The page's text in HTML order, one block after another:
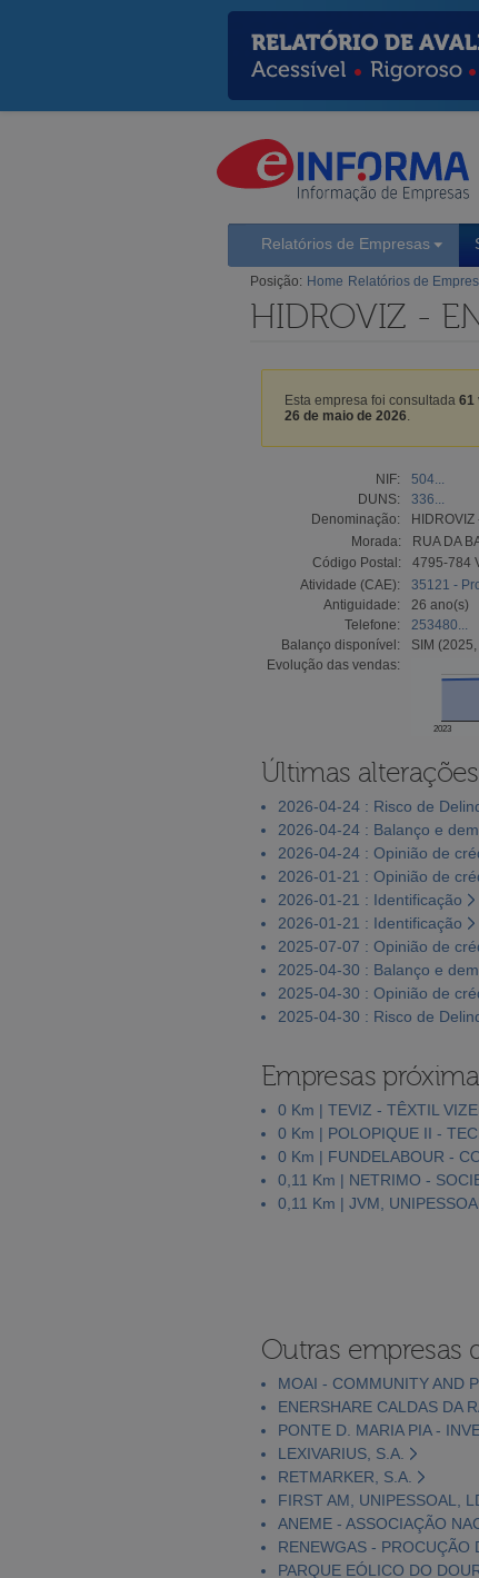
Relatórios de Empresas
Posição: Home Relatórios de
HIDROVIZ -
Esta empresa foi consultada 61
26 de maio de 2026
NIF:
504...
DUNS:
336...
Denominação:
HIDROVIZ
Morada:
RUA DA
Código Postal:
4795-784
Atividade (CAE):
35121 -
Antiguidade:
26 ano(s)
Telefone:
253480...
Balanço disponível:
SIM
Evolução das vendas:
2023
Últimas
2026-04-24 : Risco de
2026-04-24 : Balanço e
2026-04-24 : Opinião de
2026-01-21 : Opinião de
2026-01-21 : Identificação
2026-01-21 : Identificação
2025-07-07 : Opinião de
2025-04-30 : Balanço e
2025-04-30 : Opinião de
2025-04-30 : Risco de
Empresas
0 Km | TEVIZ - TÊXTIL
0 Km | POLOPIQUE II -
0 Km | FUNDELABOUR -
0,11 Km | NETRIMO -
0,11 Km | JVM,
Outras empresas
MOAI - COMMUNITY AND
ENERSHARE CALDAS DA
PONTE D. MARIA PIA -
LEXIVARIUS, S.A.
RETMARKER, S.A.
FIRST AM, UNIPESSOAL,
ANEME - ASSOCIAÇÃO
RENEWGAS - PROCUÇÃO
PARQUE EÓLICO DO